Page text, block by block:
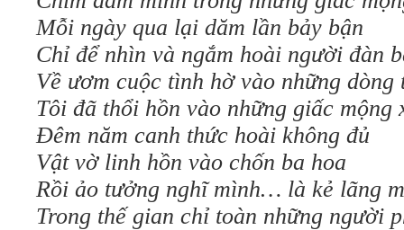
Mỗi ngày qua lại dăm lần bảy bận
Chỉ để nhìn và ngắm hoài người đàn
Về ươm cuộc tình hờ vào những dòng
Tôi đã thổi hồn vào những giấc mộng
Đêm năm canh thức hoài không đủ
Vật vờ linh hồn vào chốn ba hoa
Rồi ảo tưởng nghĩ mình… là kẻ lãng
Trong thế gian chỉ toàn những người